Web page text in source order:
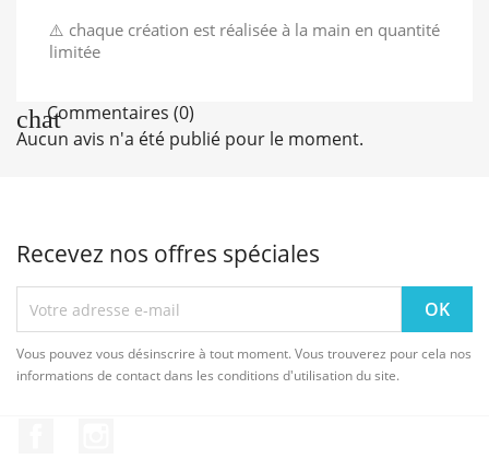
⚠️ chaque création est réalisée à la main en quantité
limitée
Commentaires (0)
Aucun avis n'a été publié pour le moment.
Recevez nos offres spéciales
Vous pouvez vous désinscrire à tout moment. Vous trouverez pour cela nos
informations de contact dans les conditions d'utilisation du site.